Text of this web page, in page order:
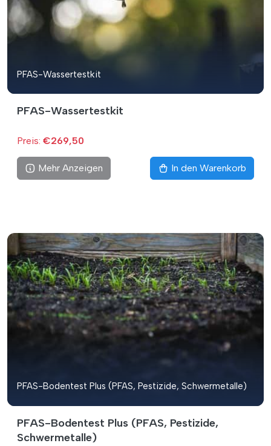
PFAS-Wassertestkit
PFAS-Wassertestkit
Preis: €269,50
Mehr Anzeigen In den Warenkorb
PFAS-Bodentest Plus (PFAS, Pestizide, Schwermetalle)
PFAS-Bodentest Plus (PFAS, Pestizide,
Schwermetalle)